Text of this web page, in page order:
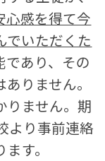
心感を得て今
でいただくた
あり、その
りません。
りません。期
より事前連絡
す。